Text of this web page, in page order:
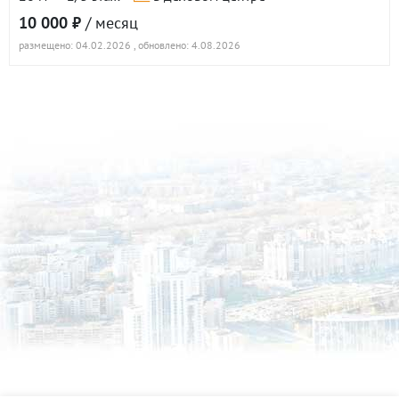
10 000 ₽ / месяц
размещено: 04.02.2026 , обновлено: 4.08.2026